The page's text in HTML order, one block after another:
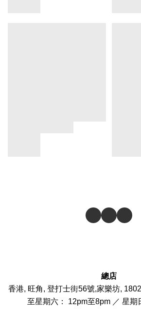
總店
香港, 旺角, 登打士街56號,家樂坊,
至星期六： 12pm至8pm ／ 星期